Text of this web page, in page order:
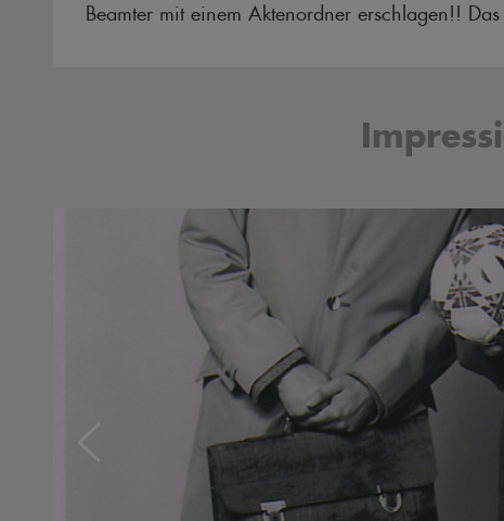
Beamter mit einem Aktenordner erschlagen!!